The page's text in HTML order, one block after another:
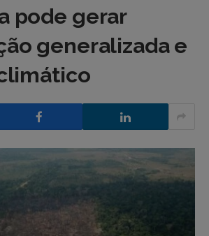
pode gerar
generalizada e